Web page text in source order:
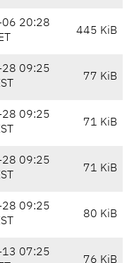
20:28
445 KiB
09:25
77 KiB
09:25
71 KiB
09:25
71 KiB
09:25
80 KiB
07:25
76 KiB